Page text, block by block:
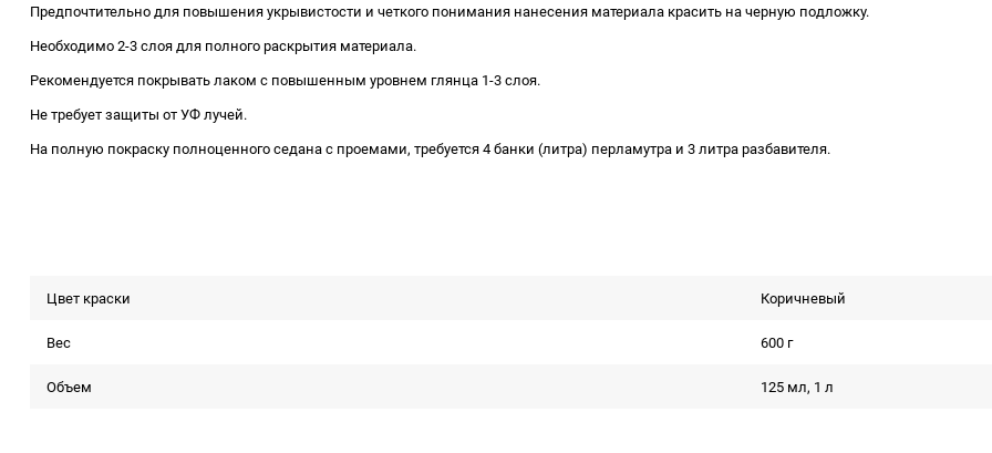
Предпочтительно для повышения укрывистости и четкого понимания нанесения материала красить на черную подложку.
Необходимо 2-3 слоя для полного раскрытия материала.
Рекомендуется покрывать лаком с повышенным уровнем глянца 1-3 слоя.
Не требует защиты от УФ лучей.
На полную покраску полноценного седана с проемами, требуется 4 банки (литра) перламутра и 3 литра разбавителя.
Цвет краски Коричневый
Вес 600 г
Объем 125 мл, 1 л